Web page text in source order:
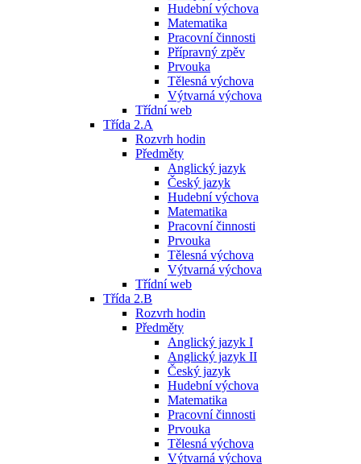
Hudební výchova
Matematika
Pracovní činnosti
Přípravný zpěv
Prvouka
Tělesná výchova
Výtvarná výchova
Třídní web
Třída 2.A
Rozvrh hodin
Předměty
Anglický jazyk
Český jazyk
Hudební výchova
Matematika
Pracovní činnosti
Prvouka
Tělesná výchova
Výtvarná výchova
Třídní web
Třída 2.B
Rozvrh hodin
Předměty
Anglický jazyk I
Anglický jazyk II
Český jazyk
Hudební výchova
Matematika
Pracovní činnosti
Prvouka
Tělesná výchova
Výtvarná výchova